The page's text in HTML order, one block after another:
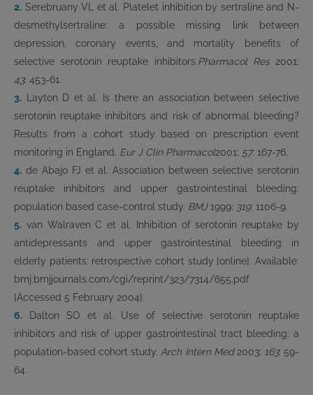
2. Serebruany VL et al. Platelet inhibition by sertraline and N-
desmethylsertraline: a possible missing link between
depression, coronary events, and mortality benefits of
selective serotonin reuptake inhibitors.Pharmacol Res 2001;
43: 453-61.
3. Layton D et al. Is there an association between selective
serotonin reuptake inhibitors and risk of abnormal bleeding?
Results from a cohort study based on prescription event
monitoring in England. Eur J Clin Pharmacol2001; 57: 167-76.
4. de Abajo FJ et al. Association between selective serotonin
reuptake inhibitors and upper gastrointestinal bleeding:
population based case-control study. BMJ1999; 319: 1106-9.
5. van Walraven C et al. Inhibition of serotonin reuptake by
antidepressants and upper gastrointestinal bleeding in
elderly patients: retrospective cohort study [online]. Available:
bmj.bmjjournals.com/cgi/reprint/323/7314/655.pdf
[Accessed 5 February 2004].
6. Dalton SO et al. Use of selective serotonin reuptake
inhibitors and risk of upper gastrointestinal tract bleeding: a
population-based cohort study. Arch Intern Med2003; 163: 59-
64.